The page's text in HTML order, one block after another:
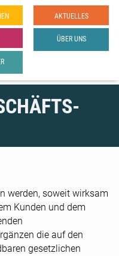
AKTUELLES
ÜBER UNS
werden, soweit wirksam
Kunden und dem
die auf den
gesetzlichen